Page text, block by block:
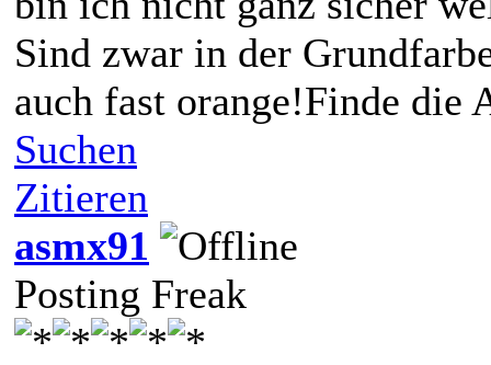
Sind zwar in der
auch fast orange!Finde die
Suchen
Zitieren
asmx91
Posting Freak